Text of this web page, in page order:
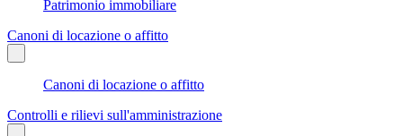
Patrimonio immobiliare
Canoni di locazione o affitto
Canoni di locazione o affitto
Controlli e rilievi sull'amministrazione